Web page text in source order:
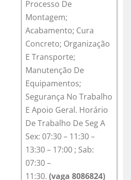
Processo De
Montagem;
Acabamento; Cura
Concreto; Organização
E Transporte;
Manutenção De
Equipamentos;
Segurança No Trabalho
E Apoio Geral. Horário
De Trabalho De Seg A
Sex: 07:30 – 11:30 –
13:30 – 17:00 ; Sab:
07:30 –
11:30. (vaga 8086824)